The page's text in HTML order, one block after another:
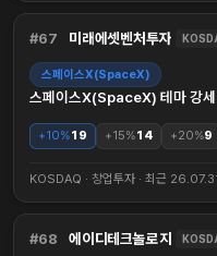
67 미래에셋벤처투자
스페이스X(SpaceX)
스페이스X(SpaceX) 테마 강세
+10%19 +15%14 +20%9
KOSDAQ · 창업투자 · 최근
68 에이디테크놀로지